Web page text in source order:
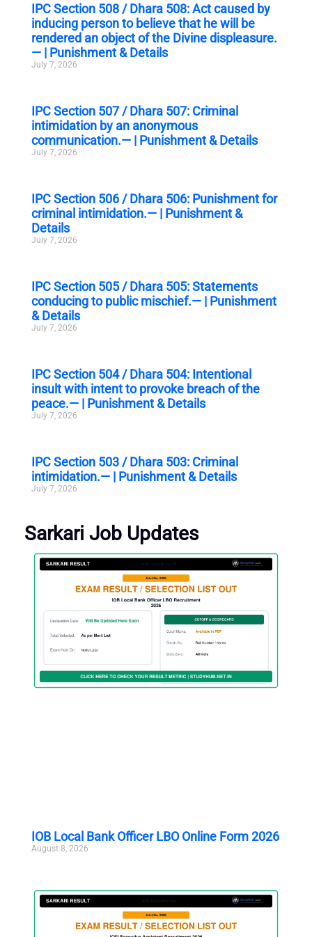
IPC Section 508 / Dhara 508: Act caused by
inducing person to believe that he will be
rendered an object of the Divine displeasure.
— | Punishment & Details
July 7, 2026
IPC Section 507 / Dhara 507: Criminal
intimidation by an anonymous
communication.— | Punishment & Details
July 7, 2026
IPC Section 506 / Dhara 506: Punishment for
criminal intimidation.— | Punishment &
Details
July 7, 2026
IPC Section 505 / Dhara 505: Statements
conducing to public mischief.— | Punishment
& Details
July 7, 2026
IPC Section 504 / Dhara 504: Intentional
insult with intent to provoke breach of the
peace.— | Punishment & Details
July 7, 2026
IPC Section 503 / Dhara 503: Criminal
intimidation.— | Punishment & Details
July 7, 2026
Sarkari Job Updates
IOB Local Bank Officer LBO Online Form 2026
August 8, 2026